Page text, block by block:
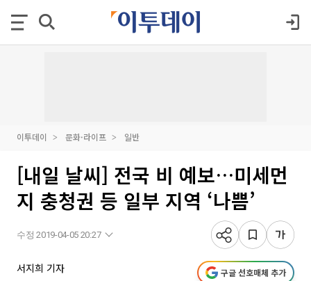
이투데이 문화·라이프 일반
[내일 날씨] 전국 비 예보…미세먼
지 충청권 등 일부 지역 ‘나쁨’
수정 2019-04-05 20:27
서지희 기자 구글 선호매체 추가